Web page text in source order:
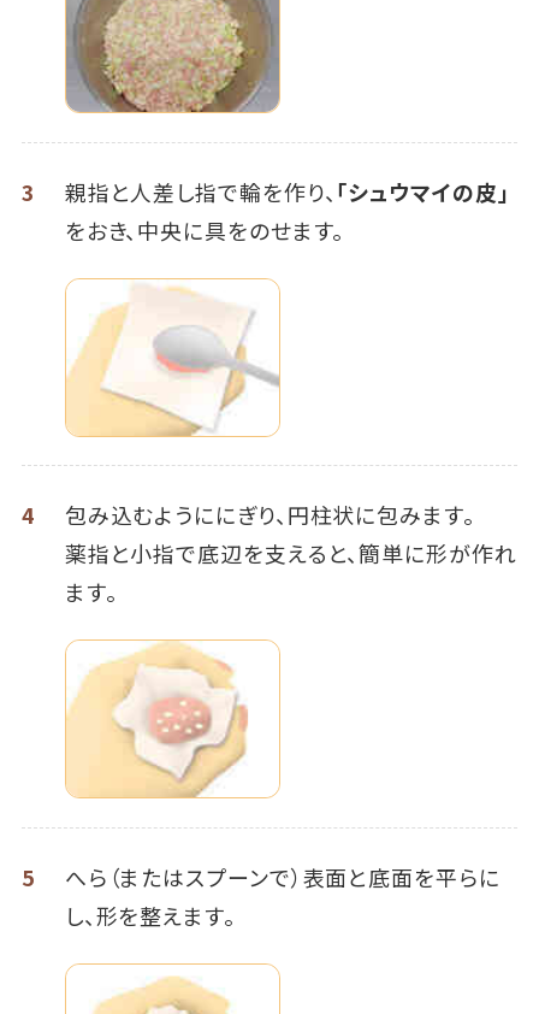
3 親指と人差し指で輪を作り、 「シュウマイの皮」
をおき、中央に具をのせます。
4
包み込むようににぎり、円柱状に包みます。
薬指と小指で底辺を支えると、簡単に形が作れ
ます。
5
へら（またはスプーンで）表面と底面を平らに
し、形を整えます。